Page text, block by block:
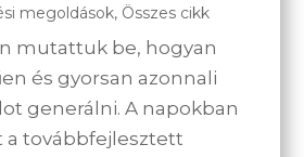
megoldások, Összes cikk
mutattuk be, hogyan
és gyorsan azonnali
generálni. A napokban
a továbbfejlesztett